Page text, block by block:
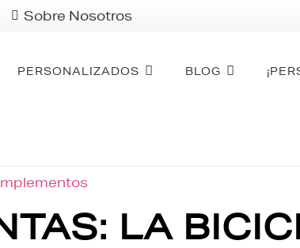
Sobre Nosotros
PERSONALIZADOS BLOG
LA